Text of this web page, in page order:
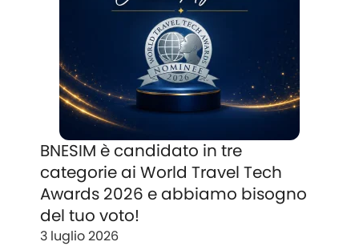
BNESIM è candidato in tre
categorie ai World Travel Tech
Awards 2026 e abbiamo bisogno
del tuo voto!
3 luglio 2026